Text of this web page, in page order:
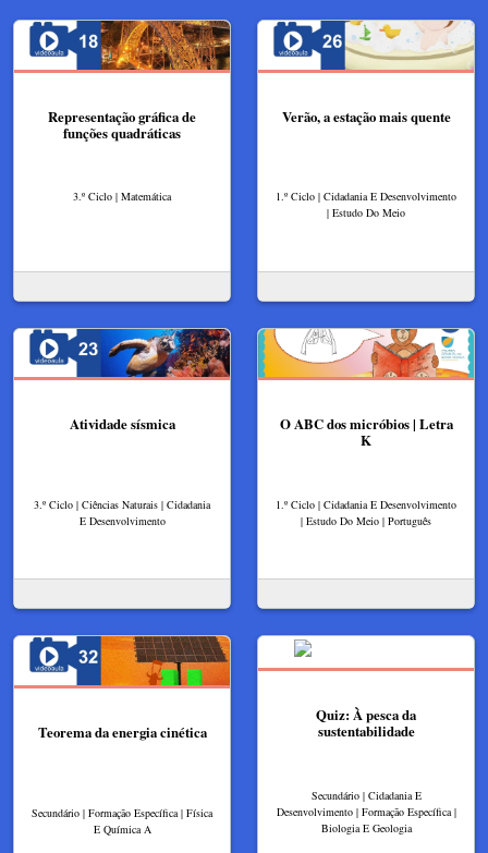
Representação gráfica de
funções quadráticas
3.º Ciclo | Matemática
Verão, a estação mais quente
1.º Ciclo | Cidadania E Desenvolvimento
| Estudo Do Meio
Atividade sísmica
3.º Ciclo | Ciências Naturais | Cidadania
E Desenvolvimento
O ABC dos micróbios | Letra
K
1.º Ciclo | Cidadania E Desenvolvimento
| Estudo Do Meio | Português
Teorema da energia cinética
Secundário | Formação Específica | Física
E Química A
Quiz: À pesca da
sustentabilidade
Secundário | Cidadania E
Desenvolvimento | Formação Específica |
Biologia E Geologia